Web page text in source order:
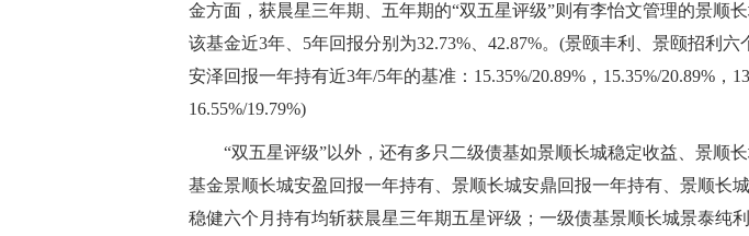
金方面，获晨星三年期、五年期的“双五星评级”则有李怡文管理的景顺
该基金近3年、5年回报分别为32.73%、42.87%。(景颐丰利、景颐招利六
安泽回报一年持有近3年/5年的基准：15.35%/20.89%，15.35%/20.89%，
16.55%/19.79%)
“双五星评级”以外，还有多只二级债基如景顺长城稳定收益、景顺
基金景顺长城安盈回报一年持有、景顺长城安鼎回报一年持有、景顺长
稳健六个月持有均斩获晨星三年期五星评级；一级债基景顺长城景泰纯